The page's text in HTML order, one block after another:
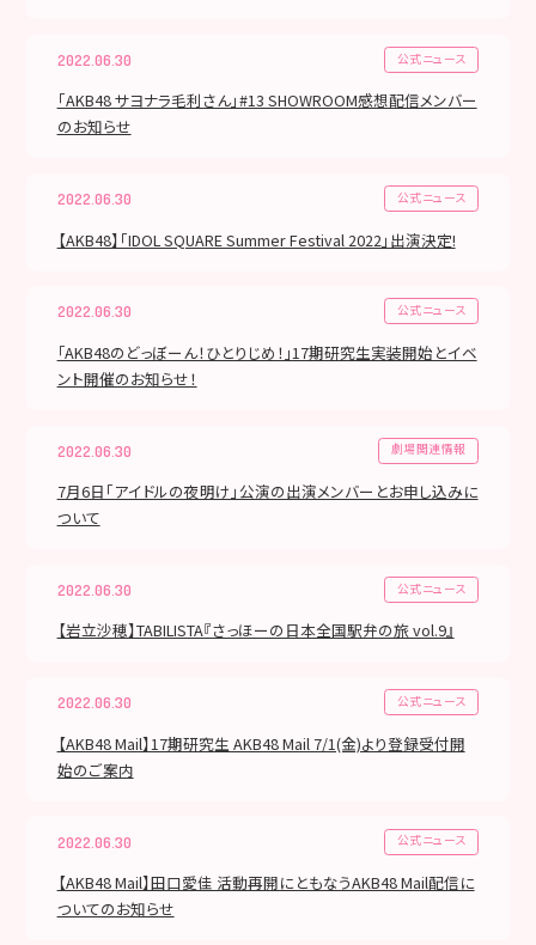
2022.06.30 公式ニュース
「AKB48 サヨナラ毛利さん」#13 SHOWROOM感想配信メンバー
のお知らせ
2022.06.30 公式ニュース
【AKB48】「IDOL SQUARE Summer Festival 2022」出演決定!
2022.06.30 公式ニュース
｢AKB48のどっぼーん！ひとりじめ！｣17期研究生実装開始とイベ
ント開催のお知らせ！
2022.06.30 劇場関連情報
7月6日「アイドルの夜明け」公演の出演メンバーとお申し込みに
ついて
2022.06.30 公式ニュース
【岩立沙穂】TABILISTA『さっほーの日本全国駅弁の旅 vol.9』
2022.06.30 公式ニュース
【AKB48 Mail】17期研究生 AKB48 Mail 7/1(金)より登録受付開
始のご案内
2022.06.30 公式ニュース
【AKB48 Mail】田口愛佳 活動再開にともなうAKB48 Mail配信に
ついてのお知らせ